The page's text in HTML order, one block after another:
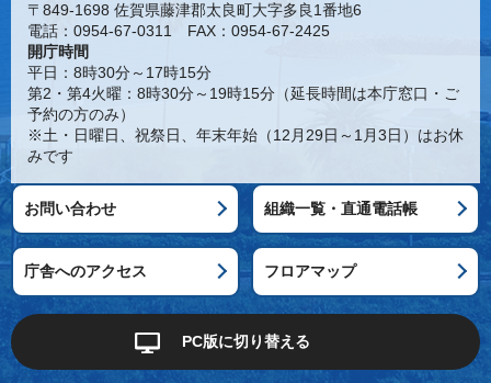
〒849-1698 佐賀県藤津郡太良町大字多良1番地6
電話：0954-67-0311 FAX：0954-67-2425
開庁時間
平日：8時30分～17時15分
第2・第4火曜：8時30分～19時15分（延長時間は本庁窓口・ご
予約の方のみ）
※土・日曜日、祝祭日、年末年始（12月29日～1月3日）はお休
みです
お問い合わせ 組織一覧・直通電話帳
庁舎へのアクセス フロアマップ
PC版に切り替える